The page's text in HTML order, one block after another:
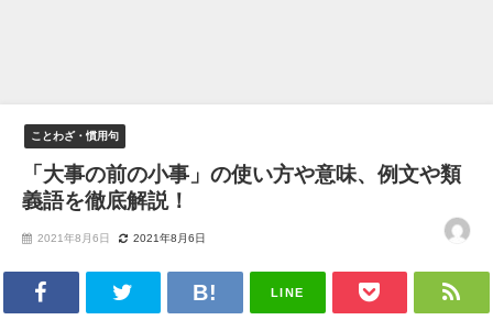
ことわざ・慣用句
「大事の前の小事」の使い方や意味、例文や類
義語を徹底解説！
2021年8月6日 2021年8月6日
LINE